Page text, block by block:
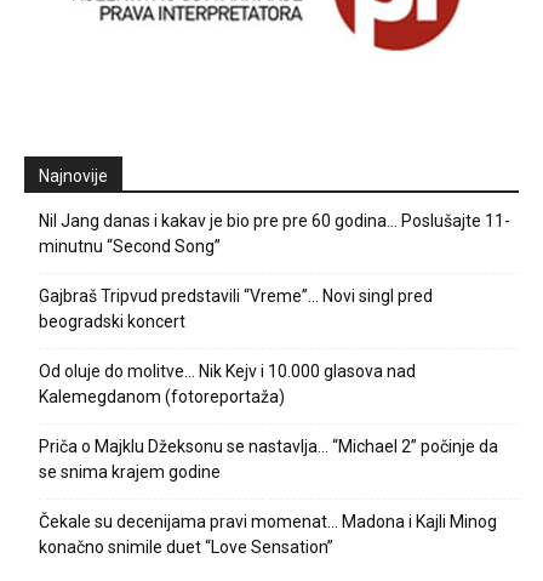
Najnovije
Nil Jang danas i kakav je bio pre pre 60 godina… Poslušajte 11-
minutnu “Second Song”
Gajbraš Tripvud predstavili “Vreme”… Novi singl pred
beogradski koncert
Od oluje do molitve… Nik Kejv i 10.000 glasova nad
Kalemegdanom (fotoreportaža)
Priča o Majklu Džeksonu se nastavlja… “Michael 2” počinje da
se snima krajem godine
Čekale su decenijama pravi momenat… Madona i Kajli Minog
konačno snimile duet “Love Sensation”